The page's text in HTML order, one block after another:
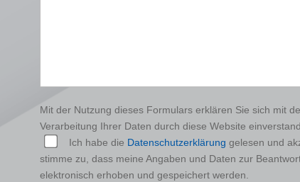
Mit der Nutzung dieses Formulars erklären Sie sich mit
Verarbeitung Ihrer Daten durch diese Website
Ich habe die Datenschutzerklärung gelesen und
stimme zu, dass meine Angaben und Daten zur
elektronisch erhoben und gespeichert werden.